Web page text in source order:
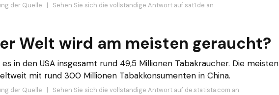
der Quelle | Sehen Sie sich die vollständige Antwort auf sat1.de an
Welt wird am meisten geraucht?
in den USA insgesamt rund 49,5 Millionen Tabakraucher. Die meisten
mit rund 300 Millionen Tabakkonsumenten in China.
der Quelle | Sehen Sie sich die vollständige Antwort auf de.statista.com an